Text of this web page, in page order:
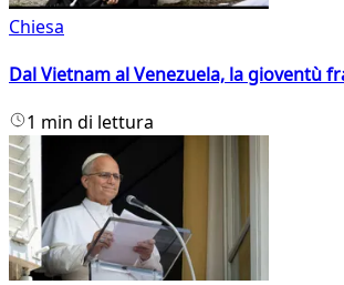
Chiesa
Dal Vietnam al Venezuela, la gioventù
1 min di lettura